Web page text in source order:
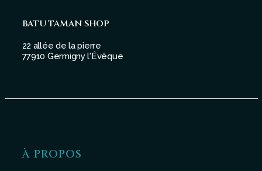
BATU TAMAN SHOP
22 allée de la pierre
77910 Germigny l'Évêque
À PROPOS